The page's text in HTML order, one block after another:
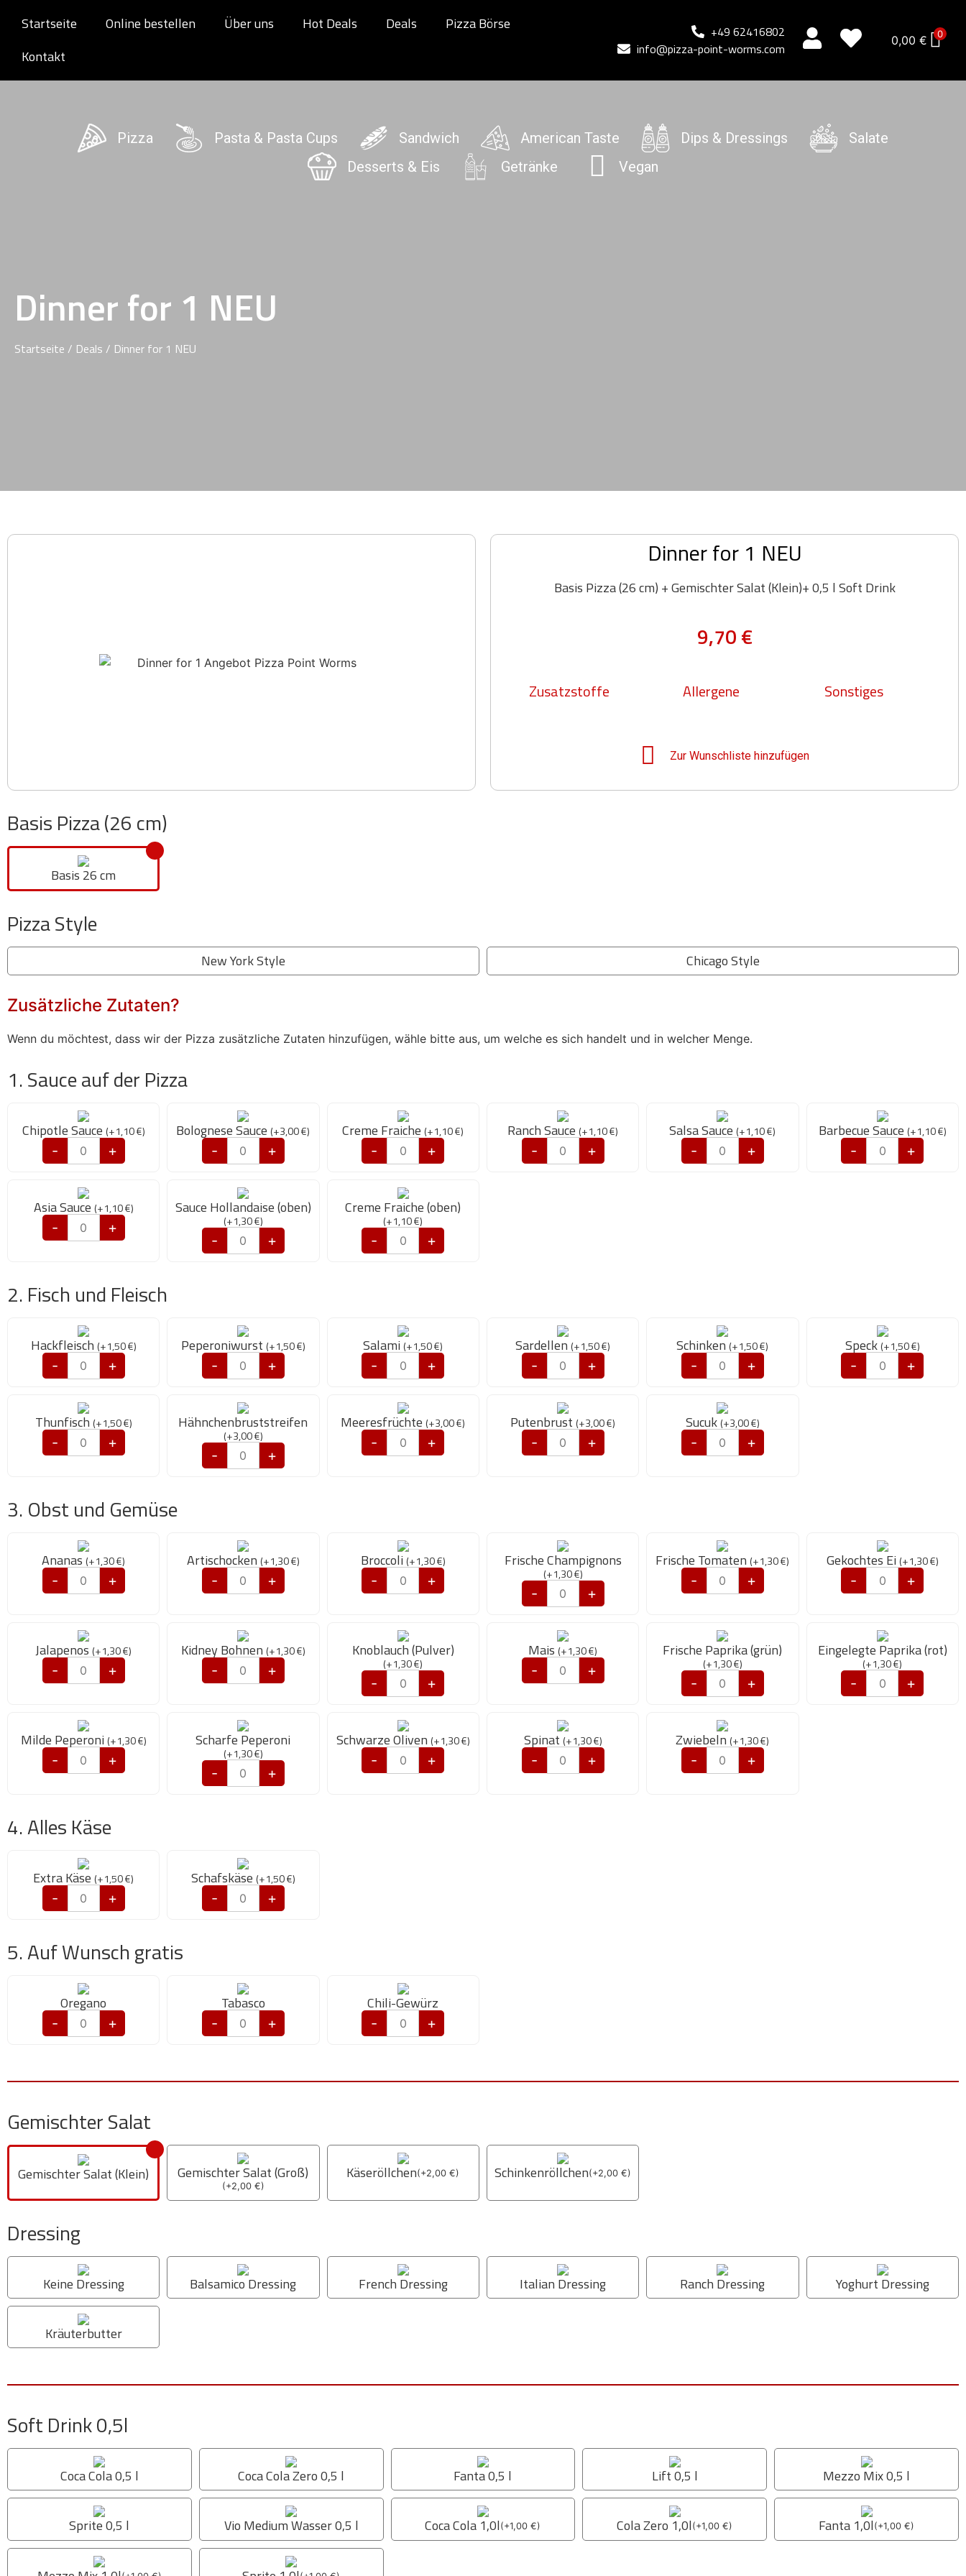
Startseite Online bestellen Über uns Hot Deals Deals
Pizza Börse
Kontakt
+49 62416802
info@pizza-point-worms.com
0,00€ 0
Pizza Pasta & Pasta Cups Sandwich American Taste Dips & Dressings
Salate
Desserts & Eis
Getränke Vegan
Dinner for 1 NEU
Startseite / Deals / Dinner for 1 NEU
Dinner for 1 NEU
Basis Pizza (26 cm) + Gemischter Salat (Klein)+ 0,5 l Soft Drink
9,70€
Zusatzstoffe Allergene Sonstiges
Zur Wunschliste hinzufügen
Basis Pizza (26 cm)
Basis 26 cm
Pizza Style
New York Style Chicago Style
Zusätzliche Zutaten?
Wenn du möchtest, dass wir der Pizza zusätzliche Zutaten hinzufügen, wähle bitte aus, um welche es sich handelt und in welcher Menge.
1. Sauce auf der Pizza
Chipotle Sauce (+1,10€)
- +
Bolognese Sauce(+3,00€)
- +
Creme Fraiche(+1,10€)
- +
Ranch Sauce(+1,10€)
- +
Salsa Sauce(+1,10€)
- +
Barbecue Sauce (+1,10€)
- +
Asia Sauce (+1,10€)
- +
Sauce Hollandaise (oben)
(+1,30€)
- +
Creme Fraiche (oben)
(+1,10€)
- +
2. Fisch und Fleisch
Hackfleisch (+1,50€)
- +
Peperoniwurst (+1,50€)
- +
Salami(+1,50€)
- +
Sardellen(+1,50€)
- +
Schinken(+1,50€)
- +
Speck(+1,50€)
- +
Thunfisch (+1,50€)
- +
Hähnchenbruststreifen
(+3,00€)
- +
Meeresfrüchte(+3,00€)
- +
Putenbrust(+3,00€)
- +
Sucuk(+3,00€)
- +
3. Obst und Gemüse
Ananas(+1,30€)
- +
Artischocken (+1,30€)
- +
Broccoli (+1,30€)
- +
Frische Champignons
(+1,30€)
- +
Frische Tomaten(+1,30€)
- +
Gekochtes Ei (+1,30€)
- +
Jalapenos(+1,30€)
- +
Kidney Bohnen (+1,30€)
- +
Knoblauch (Pulver)
(+1,30€)
- +
Mais(+1,30€)
- +
Frische Paprika (grün)
(+1,30€)
- +
Eingelegte Paprika (rot)
(+1,30€)
- +
Milde Peperoni (+1,30€)
- +
Scharfe Peperoni
(+1,30€)
- +
Schwarze Oliven (+1,30€)
- +
Spinat (+1,30€)
- +
Zwiebeln(+1,30€)
- +
4. Alles Käse
Extra Käse(+1,50€)
- +
Schafskäse (+1,50€)
- +
5. Auf Wunsch gratis
Oregano
- +
Tabasco
- +
Chili-Gewürz
- +
Gemischter Salat
Gemischter Salat (Klein) Gemischter Salat (Groß)
(+2,00 €)
Käseröllchen(+2,00€) Schinkenröllchen(+2,00€)
Dressing
Keine Dressing Balsamico Dressing French Dressing Italian Dressing Ranch Dressing Yoghurt Dressing
Kräuterbutter
Soft Drink 0,5l
Coca Cola 0,5 l Coca Cola Zero 0,5 l Fanta 0,5 l Lift 0,5 l Mezzo Mix 0,5 l
Sprite 0,5 l Vio Medium Wasser 0,5 l Coca Cola 1,0l (+1,00€) Cola Zero 1,0l (+1,00€) Fanta 1,0l (+1,00€)